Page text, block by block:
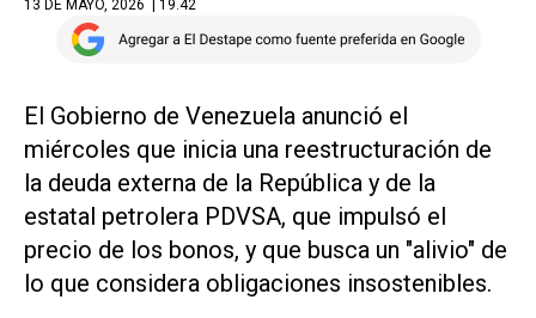
13 DE MAYO, 2026 | 19.42
El Gobierno ​de Venezuela anunció el
miércoles que inicia una reestructuración de
la deuda externa de la República y de la
estatal petrolera ‌PDVSA, que impulsó el
precio ‌de los bonos, y que busca un "alivio" de
lo que considera obligaciones insostenibles.